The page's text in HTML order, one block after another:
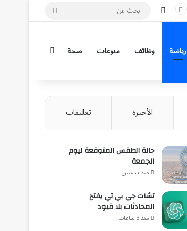
مقال عشوائي
رياضة وظائف منوعات صحة
الأخيرة تعليقات
حالة الطقس المتوقعة ليوم
الجمعة
منذ ساعتين
تشات جي بي تي يفتح
المحادثات بلا قيود
منذ 3 ساعات